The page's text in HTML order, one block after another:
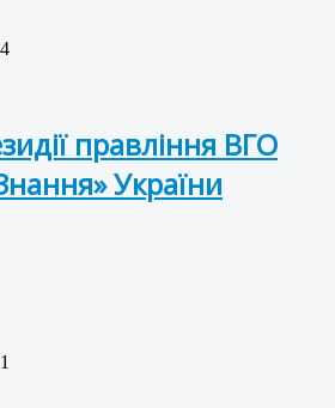
правління ВГО
України